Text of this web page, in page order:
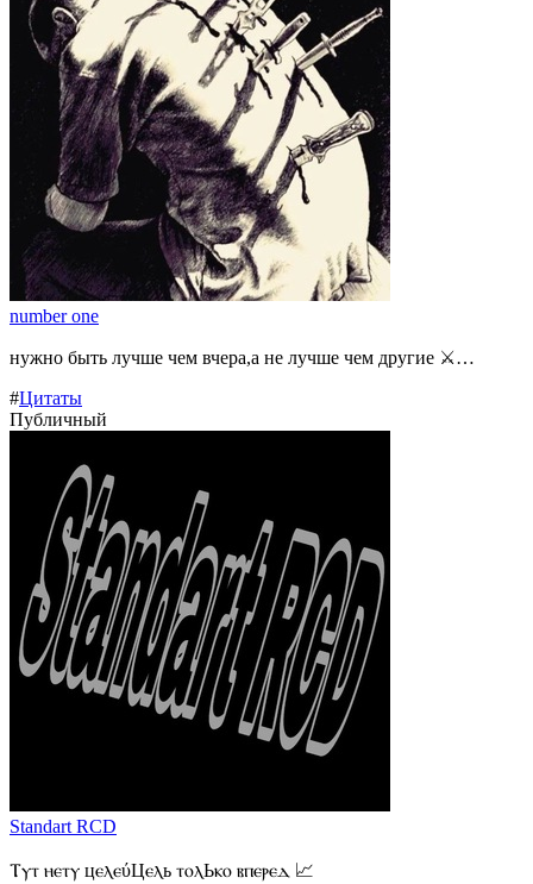
number one
нужно быть лучше чем вчера,а не лучше чем другие ⚔️…
#Цитаты
Публичный
Standart RCD
Ⲧⲩⲧ ⲏⲉⲧⲩ цⲉⲗⲉύЦⲉⲗь ⲧⲟⲗЬⲕⲟ ⲃⲡⲉⲣⲉⲇ 📈